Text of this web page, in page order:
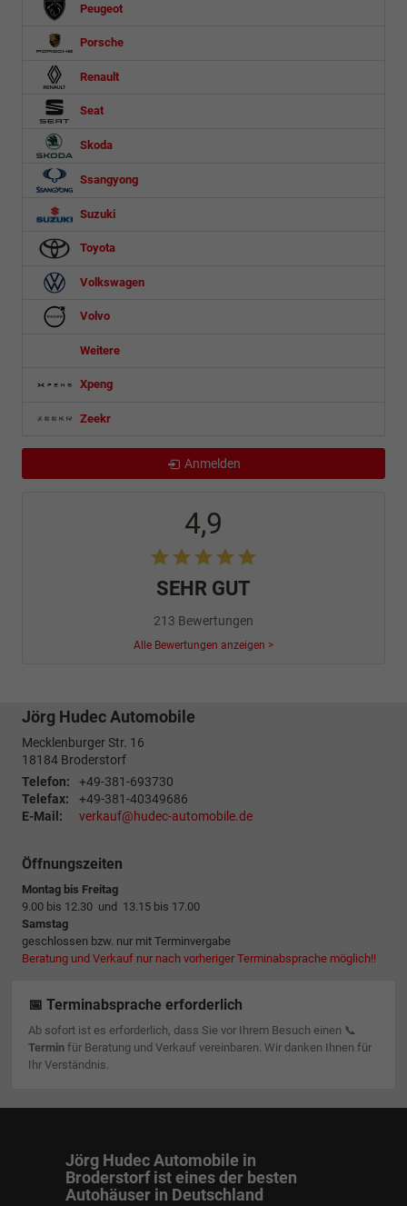
Peugeot
Porsche
Renault
Seat
Skoda
Ssangyong
Suzuki
Toyota
Volkswagen
Volvo
Weitere
Xpeng
Zeekr
Anmelden
4,9
SEHR GUT
213 Bewertungen
Alle Bewertungen anzeigen >
Jörg Hudec Automobile
Mecklenburger Str. 16
18184 Broderstorf
Telefon:
+49-381-693730
Telefax:
+49-381-40349686
E-Mail:
verkauf@hudec-automobile.de
Öffnungszeiten
Montag bis Freitag
9.00 bis 12.30 und 13.15 bis 17.00
Samstag
geschlossen bzw. nur mit Terminvergabe
Beratung und Verkauf nur nach vorheriger Terminabsprache möglich!!
📅 Terminabsprache erforderlich
Ab sofort ist es erforderlich, dass Sie vor Ihrem Besuch einen 📞
Terminfür Beratung und Verkauf vereinbaren. Wir danken Ihnen für
Ihr Verständnis.
Jörg Hudec Automobile in
Broderstorf ist eines der besten
Autohäuser in Deutschland